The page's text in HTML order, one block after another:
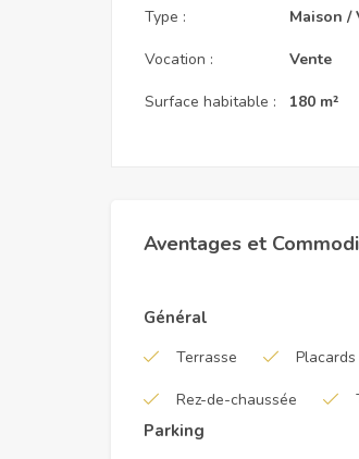
Type :
Vocation :
Surface habitable :
Maison /
Vente
180 m²
Aventages et
Général
Terrasse Placards
Rez-de-chaussée
Parking